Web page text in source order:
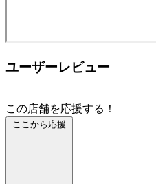
ユーザーレビュー
この店舗を応援する！
ここから応援